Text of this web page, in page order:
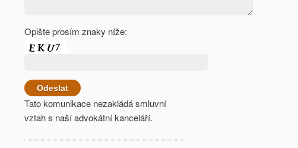
Opište prosím znaky níže:
Tato komunikace nezakládá smluvní
vztah s naší advokátní kanceláří.